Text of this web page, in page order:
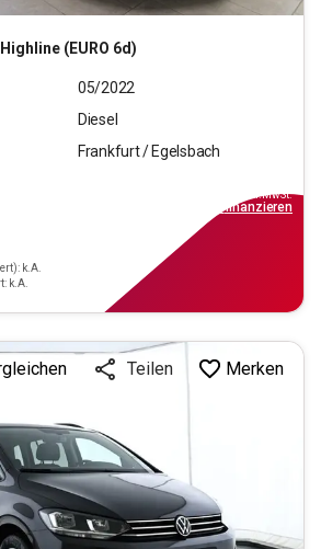
(EURO 6d)
05/2022
Diesel
Frankfurt / Egelsbach
k.A.
k.A.
inkl.MwSt.
finanzieren
Teilen Merken